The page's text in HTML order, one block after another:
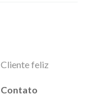
Cliente feliz
Contato